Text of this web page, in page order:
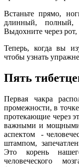
Встаньте прямо,
длинный, полный,
Выдохните через
Теперь, когда вы
чтобы узнать
Пять
Первая чакра
промежности, в
протекающие через
важными и
аспектом -
штампом,
Это корень
человеческого